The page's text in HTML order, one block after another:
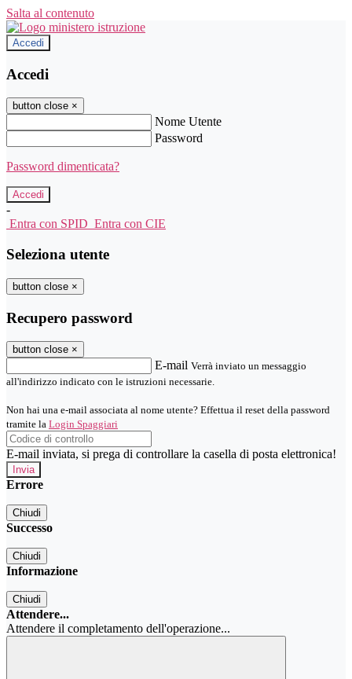
Salta al contenuto
Accedi
Accedi
button close ×
Nome Utente
Password
Password dimenticata?
-
Entra con SPID Entra con CIE
Seleziona utente
button close ×
Recupero password
button close ×
E-mail Verrà inviato un messaggio
all'indirizzo indicato con le istruzioni necessarie.
Non hai una e-mail associata al nome utente? Effettua il reset della password
tramite la Login Spaggiari
E-mail inviata, si prega di controllare la casella di posta elettronica!
Errore
Chiudi
Successo
Chiudi
Informazione
Chiudi
Attendere...
Attendere il completamento dell'operazione...